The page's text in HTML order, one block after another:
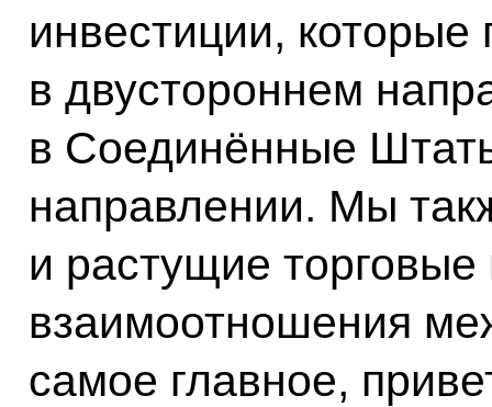
инвестиции, которые
в двустороннем
в Соединённые
направлении. Мы
и растущие
взаимоотношения
самое главное,